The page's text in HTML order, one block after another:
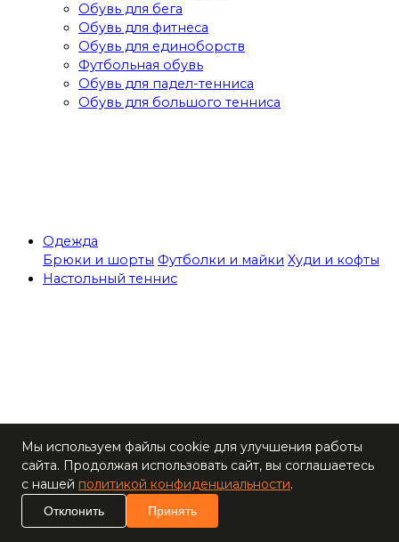
Обувь для бега
Обувь для фитнеса
Обувь для единоборств
Футбольная обувь
Обувь для падел-тенниса
Обувь для большого тенниса
Одежда
Брюки и шорты Футболки и майки Худи и кофты
Настольный теннис
Ракетки
Накладки для
ракеток
ракеток
Мы используем файлы cookie для улучшения работы
сайта. Продолжая использовать сайт, вы соглашаетесь
с нашей политикой конфиденциальности.
Отклонить Принять